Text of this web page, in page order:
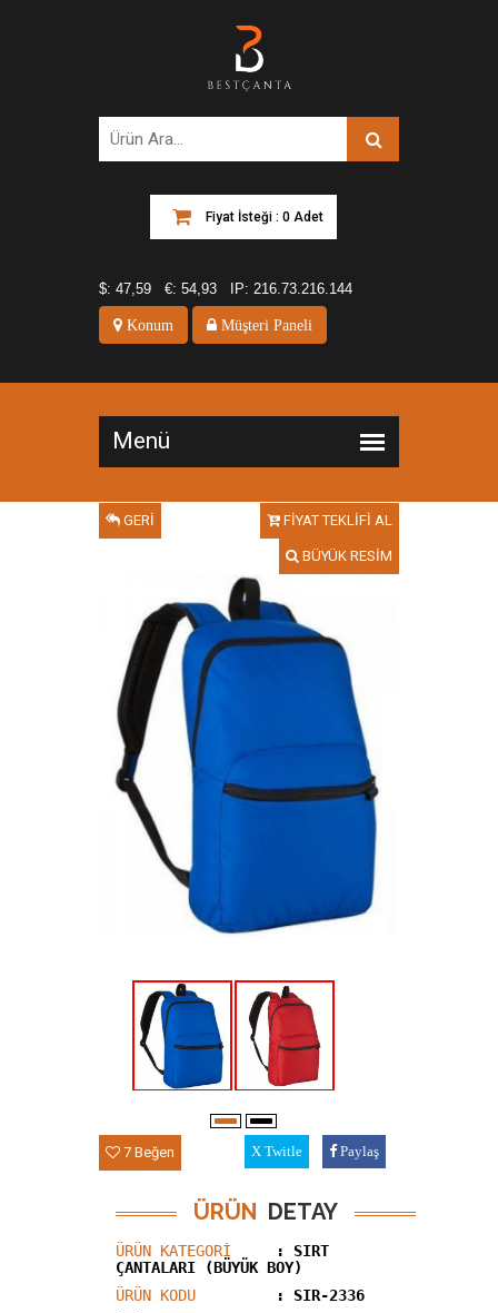
Fiyat İsteği : 0 Adet
$: 47,59 €: 54,93 IP: 216.73.216.144
Konum Müşteri Paneli
GERİ FİYAT TEKLİFİ AL
BÜYÜK RESİM
7 Beğen Paylaş
Twitle
ÜRÜN DETAY
ÜRÜN KATEGORİ
: SIRT
ÇANTALARI (BÜYÜK BOY)
ÜRÜN KODU
: SIR-2336